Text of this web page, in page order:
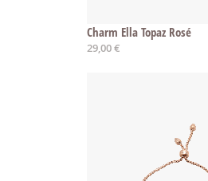
Charm Ella Topaz Rosé
29,00 €